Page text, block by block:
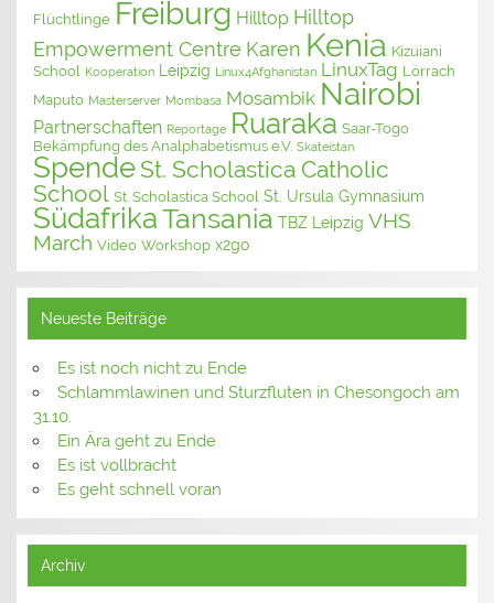
Flüchtlinge Freiburg Hilltop Hilltop
Empowerment Centre Karen Kenia Kizuiani
School Kooperation Leipzig Linux4Afghanistan LinuxTag Lörrach
Maputo Masterserver Mombasa Mosambik Nairobi
Partnerschaften Reportage Ruaraka Saar-Togo
Bekämpfung des Analphabetismus e.V. Skateistan
Spende St. Scholastica Catholic
School St. Scholastica School St. Ursula Gymnasium
SüdafrikaTansania TBZ Leipzig VHS
March Video Workshop x2go
Neueste Beiträge
Es ist noch nicht zu Ende
Schlammlawinen und Sturzfluten in Chesongoch am
31.10.
Ein Ära geht zu Ende
Es ist vollbracht
Es geht schnell voran
Archiv